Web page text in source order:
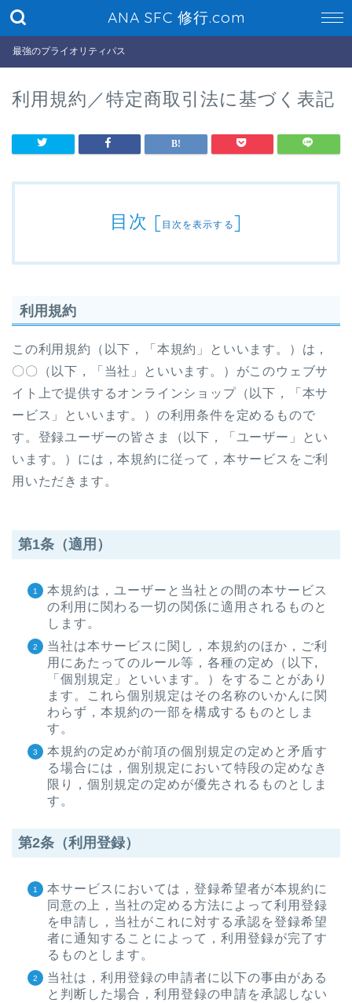
ANA SFC 修行.com
最強のプライオリティパス
利用規約／特定商取引法に基づく表記
目次 [目次を表示する]
利用規約
この利用規約（以下，「本規約」といいます。）は，
〇〇（以下，「当社」といいます。）がこのウェブサ
イト上で提供するオンラインショップ（以下，「本サ
ービス」といいます。）の利用条件を定めるもので
す。登録ユーザーの皆さま（以下，「ユーザー」とい
います。）には，本規約に従って，本サービスをご利
用いただきます。
第1条（適用）
本規約は，ユーザーと当社との間の本サービス
の利用に関わる一切の関係に適用されるものと
します。
当社は本サービスに関し，本規約のほか，ご利
用にあたってのルール等，各種の定め（以下,
「個別規定」といいます。）をすることがあり
ます。これら個別規定はその名称のいかんに関
わらず，本規約の一部を構成するものとしま
す。
本規約の定めが前項の個別規定の定めと矛盾す
る場合には，個別規定において特段の定めなき
限り，個別規定の定めが優先されるものとしま
す。
第2条（利用登録）
本サービスにおいては，登録希望者が本規約に
同意の上，当社の定める方法によって利用登録
を申請し，当社がこれに対する承認を登録希望
者に通知することによって，利用登録が完了す
るものとします。
当社は，利用登録の申請者に以下の事由がある
と判断した場合，利用登録の申請を承認しない